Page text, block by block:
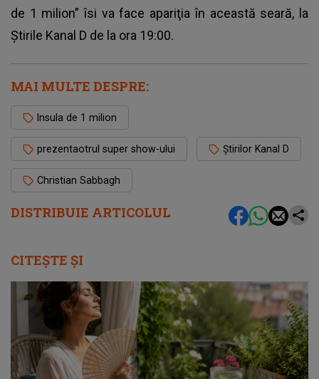
DISTRIBUIE ARTICOLUL
de 1 milion” îsi va face apariţia în această seară, la
Ştirile Kanal D de la ora 19:00.
MAI MULTE DESPRE:
Insula de 1 milion
prezentaotrul super show-ului Ştirilor Kanal D
Christian Sabbagh
CITEȘTE ȘI